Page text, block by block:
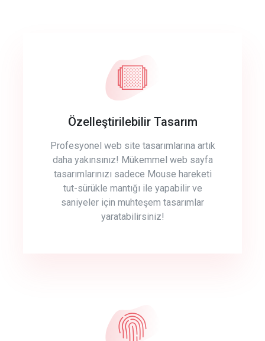
Özelleştirilebilir Tasarım
Profesyonel web site tasarımlarına artık
daha yakınsınız! Mükemmel web sayfa
tasarımlarınızı sadece Mouse hareketi
tut-sürükle mantığı ile yapabilir ve
saniyeler için muhteşem tasarımlar
yaratabilirsiniz!